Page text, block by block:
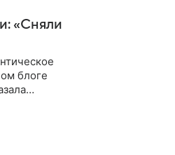
«Сняли
блоге